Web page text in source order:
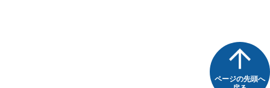
ページの先頭へ